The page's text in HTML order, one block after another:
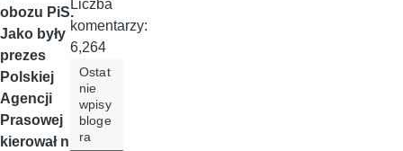
obozu PiS.
Jako były
prezes
Polskiej
Agencji
Prasowej
kierował nią
Liczba
komentarzy:
6,264
Ostat
nie
wpisy
bloge
ra